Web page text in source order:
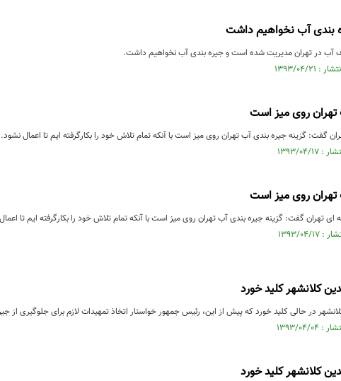
بندی آب نخواهیم داشت
آب در تهران مدیریت شده است و جیره بندی آب نخواهیم داشت.
تهران روی میز است
گفت: گزینه جیره بندی آب تهران روی میز است با آنکه تمام تلاش خود را بکارگرفته ایم تا اعمال نشود.
تهران روی میز است
تهران گفت: گزینه جیره بندی آب تهران روی میز است با آنکه تمام تلاش خود را بکارگرفته ایم تا
کلانشهر کلید خورد
در حالی کلید خورد که پیش از این، رئیس جمهور خواستار اتخاذ تمهیدات لازم برای جلوگیری از
کلانشهر کلید خورد